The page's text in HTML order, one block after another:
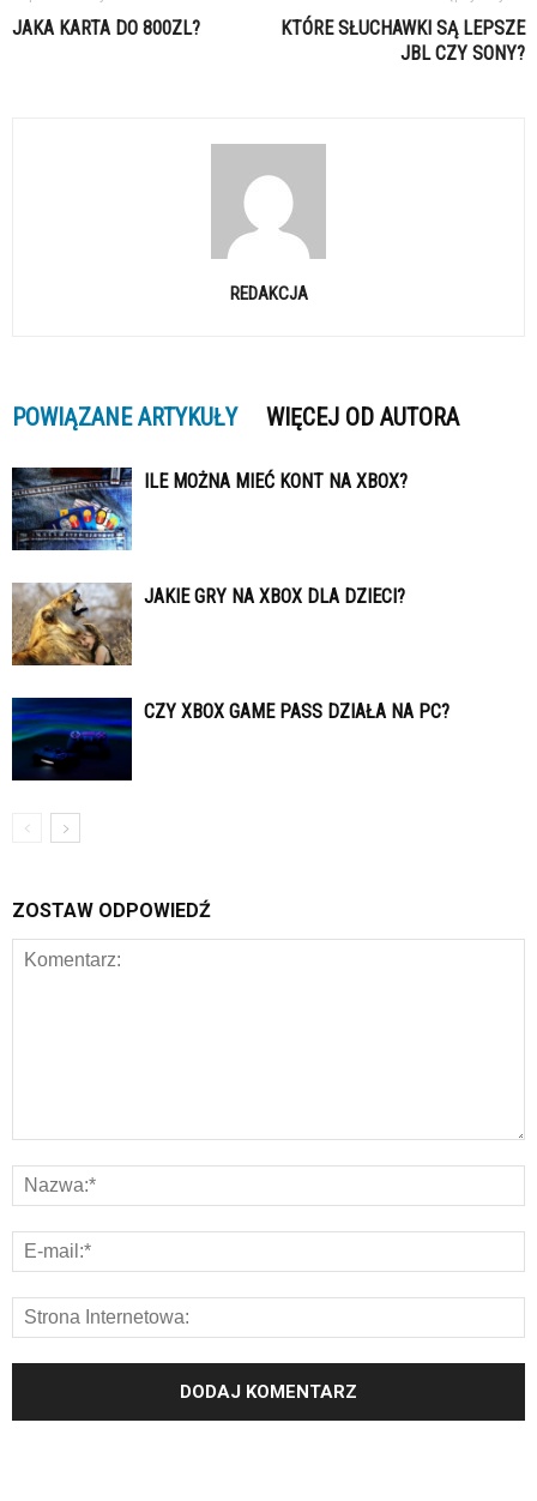
JAKA KARTA DO 800ZL?
KTÓRE SŁUCHAWKI SĄ LEPSZE
JBL CZY SONY?
REDAKCJA
POWIĄZANE ARTYKUŁY WIĘCEJ OD AUTORA
ILE MOŻNA MIEĆ KONT NA XBOX?
JAKIE GRY NA XBOX DLA DZIECI?
CZY XBOX GAME PASS DZIAŁA NA PC?
ZOSTAW ODPOWIEDŹ